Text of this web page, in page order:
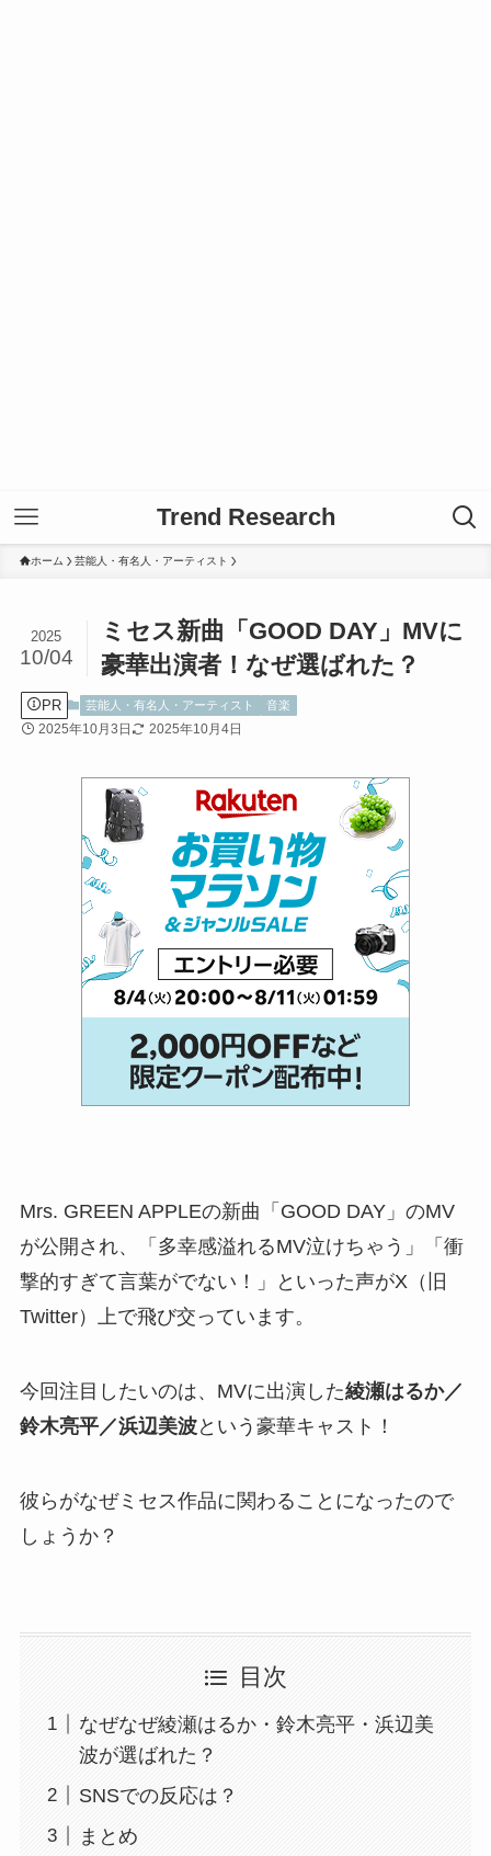
Trend Research
ホーム 芸能人・有名人・アーティスト
ミセス新曲「GOOD DAY」MVに
豪華出演者！なぜ選ばれた？
2025
10/04
PR 芸能人・有名人・アーティスト 音楽
2025年10月3日 2025年10月4日
Mrs. GREEN APPLEの新曲「GOOD DAY」のMV
が公開され、「多幸感溢れるMV泣けちゃう」「衝
撃的すぎて言葉がでない！」といった声がX（旧
Twitter）上で飛び交っています。
今回注目したいのは、MVに出演した綾瀬はるか／
鈴木亮平／浜辺美波という豪華キャスト！
彼らがなぜミセス作品に関わることになったので
しょうか？
目次
なぜなぜ綾瀬はるか・鈴木亮平・浜辺美
波が選ばれた？
SNSでの反応は？
まとめ